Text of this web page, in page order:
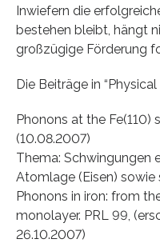
Inwiefern die
bestehen bleibt, hängt
großzügige Förderung
Die Beiträge in
Phonons at the Fe(110)
(10.08.2007)
Thema: Schwingungen
Atomlage (Eisen) sowie
Phonons in iron: from
monolayer. PRL 99,
26.10.2007)